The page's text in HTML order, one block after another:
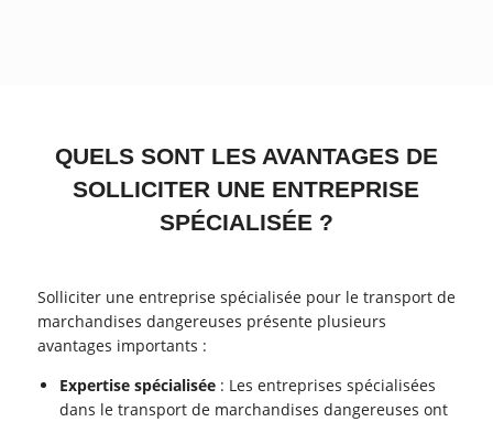
QUELS SONT LES AVANTAGES DE
SOLLICITER UNE ENTREPRISE
SPÉCIALISÉE ?
Solliciter une entreprise spécialisée pour le transport de
marchandises dangereuses présente plusieurs
avantages importants :
Expertise spécialisée : Les entreprises spécialisées
dans le transport de marchandises dangereuses ont